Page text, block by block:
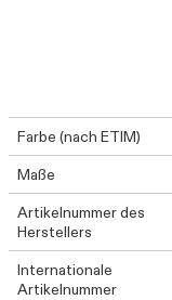
Farbe (nach ETIM)
Maße
Artikelnummer des
Herstellers
Internationale
Artikelnummer